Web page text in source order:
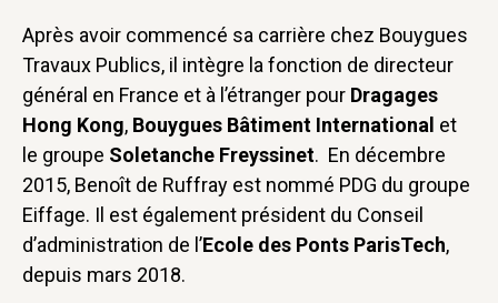
Après avoir commencé sa carrière chez Bouygues
Travaux Publics, il intègre la fonction de directeur
général en France et à l’étranger pour Dragages
Hong Kong, Bouygues Bâtiment International et
le groupe Soletanche Freyssinet. En décembre
2015, Benoît de Ruffray est nommé PDG du groupe
Eiffage. Il est également président du Conseil
d’administration de l’Ecole des Ponts ParisTech,
depuis mars 2018.